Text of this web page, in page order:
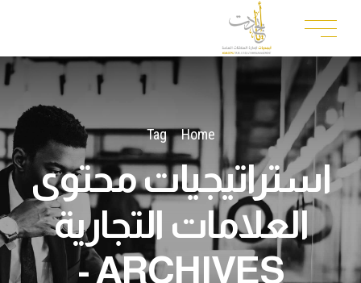
Home
Tag
استراتيجيات محتوى
العلامات التجارية
ARCHIVES -